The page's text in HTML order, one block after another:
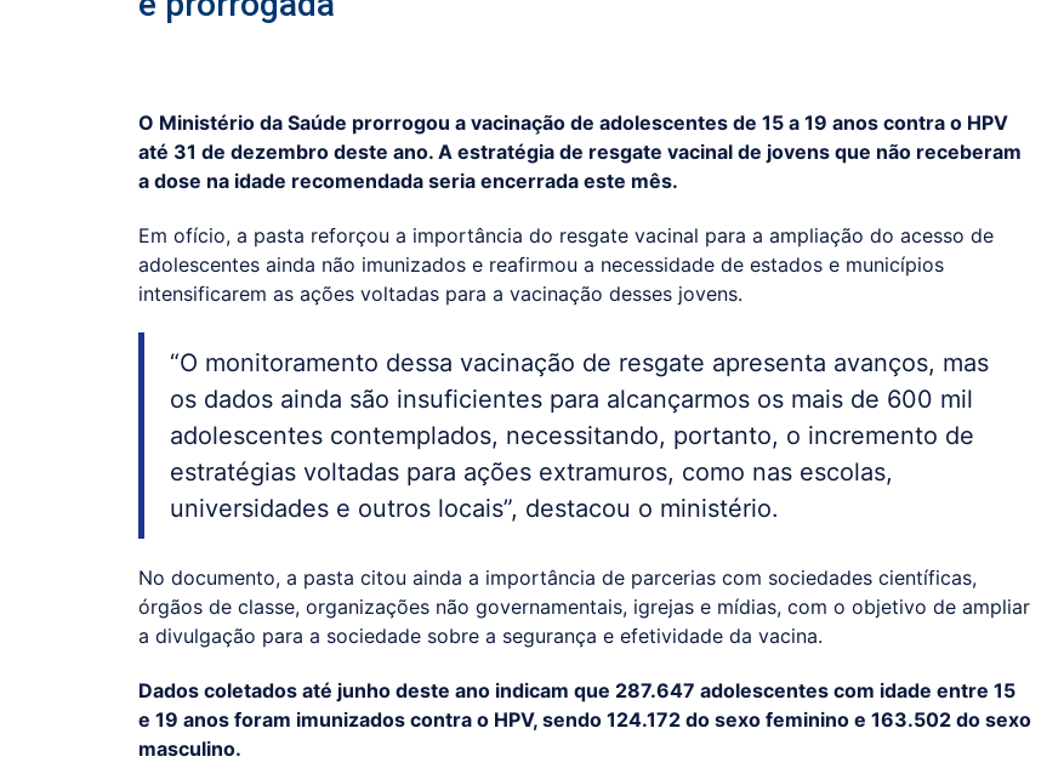
O Ministério da Saúde prorrogou a vacinação de adolescentes de 15 a 19 anos contra o HPV
até 31 de dezembro deste ano. A estratégia de resgate vacinal de jovens que não receberam
a dose na idade recomendada seria encerrada este mês.
Em ofício, a pasta reforçou a importância do resgate vacinal para a ampliação do acesso de
adolescentes ainda não imunizados e reafirmou a necessidade de estados e municípios
intensificarem as ações voltadas para a vacinação desses jovens.
“O monitoramento dessa vacinação de resgate apresenta avanços, mas
os dados ainda são insuficientes para alcançarmos os mais de 600 mil
adolescentes contemplados, necessitando, portanto, o incremento de
estratégias voltadas para ações extramuros, como nas escolas,
universidades e outros locais”, destacou o ministério.
No documento, a pasta citou ainda a importância de parcerias com sociedades científicas,
órgãos de classe, organizações não governamentais, igrejas e mídias, com o objetivo de ampliar
a divulgação para a sociedade sobre a segurança e efetividade da vacina.
Dados coletados até junho deste ano indicam que 287.647 adolescentes com idade entre 15
e 19 anos foram imunizados contra o HPV, sendo 124.172 do sexo feminino e 163.502 do sexo
masculino.